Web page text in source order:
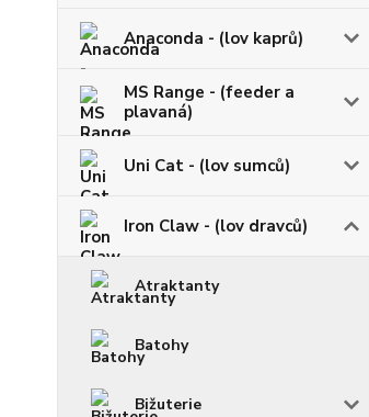
Anaconda - (lov kaprů)
MS Range - (feeder a
plavaná)
Uni Cat - (lov sumců)
Iron Claw - (lov dravců)
Atraktanty
Batohy
Bižuterie